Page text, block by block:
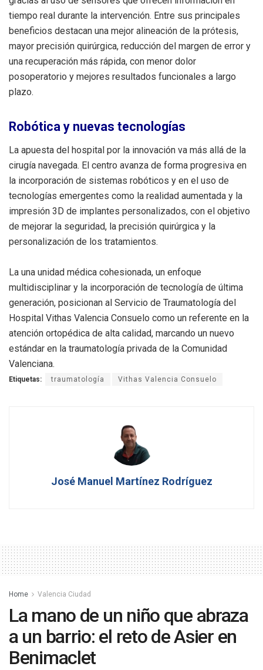
tiempo real durante la intervención. Entre sus principales
beneficios destacan una mejor alineación de la prótesis,
mayor precisión quirúrgica, reducción del margen de error y
una recuperación más rápida, con menor dolor
posoperatorio y mejores resultados funcionales a largo
plazo.
Robótica y nuevas tecnologías
La apuesta del hospital por la innovación va más allá de la
cirugía navegada. El centro avanza de forma progresiva en
la incorporación de sistemas robóticos y en el uso de
tecnologías emergentes como la realidad aumentada y la
impresión 3D de implantes personalizados, con el objetivo
de mejorar la seguridad, la precisión quirúrgica y la
personalización de los tratamientos.
La una unidad médica cohesionada, un enfoque
multidisciplinar y la incorporación de tecnología de última
generación, posicionan al Servicio de Traumatología del
Hospital Vithas Valencia Consuelo como un referente en la
atención ortopédica de alta calidad, marcando un nuevo
estándar en la traumatología privada de la Comunidad
Valenciana.
Etiquetas: traumatología Vithas Valencia Consuelo
José Manuel Martínez Rodríguez
Home Valencia Ciudad
La mano de un niño que abraza
a un barrio: el reto de Asier en
Benimaclet